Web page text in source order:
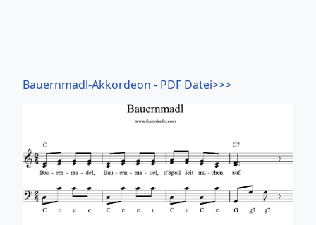
Bauernmadl-Akkordeon - PDF Datei>>>